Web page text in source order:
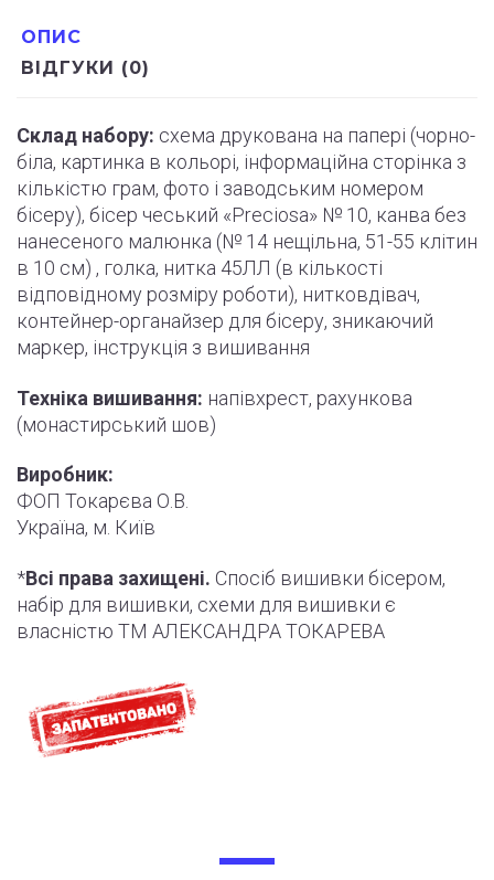
ОПИС
ВІДГУКИ (0)
Склад набору: схема друкована на папері (чорно-
біла, картинка в кольорі, інформаційна сторінка з
кількістю грам, фото і заводським номером
бісеру), бісер чеський «Preciosa» № 10, канва без
нанесеного малюнка (№ 14 нещільна, 51-55 клітин
в 10 см) , голка, нитка 45ЛЛ (в кількості
відповідному розміру роботи), нитковдівач,
контейнер-органайзер для бісеру, зникаючий
маркер, інструкція з вишивання
Техніка вишивання: напівхрест, рахункова
(монастирський шов)
Виробник:
ФОП Токарєва О.В.
Україна, м. Київ
*Всі права захищені. Спосіб вишивки бісером,
набір для вишивки, схеми для вишивки є
власністю ТМ АЛЕКСАНДРА ТОКАРЕВА